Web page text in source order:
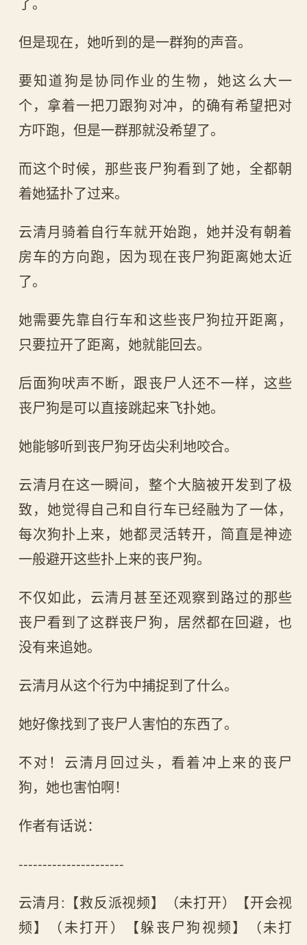
但是现在，她听到的是一群狗的声音。
要知道狗是协同作业的生物，她这么大一
个，拿着一把刀跟狗对冲，的确有希望把对
方吓跑，但是一群那就没希望了。
而这个时候，那些丧尸狗看到了她，全都朝
着她猛扑了过来。
云清月骑着自行车就开始跑，她并没有朝着
房车的方向跑，因为现在丧尸狗距离她太近
了。
她需要先靠自行车和这些丧尸狗拉开距离，
只要拉开了距离，她就能回去。
后面狗吠声不断，跟丧尸人还不一样，这些
丧尸狗是可以直接跳起来飞扑她。
她能够听到丧尸狗牙齿尖利地咬合。
云清月在这一瞬间，整个大脑被开发到了极
致，她觉得自己和自行车已经融为了一体，
每次狗扑上来，她都灵活转开，简直是神迹
一般避开这些扑上来的丧尸狗。
不仅如此，云清月甚至还观察到路过的那些
丧尸看到了这群丧尸狗，居然都在回避，也
没有来追她。
云清月从这个行为中捕捉到了什么。
她好像找到了丧尸人害怕的东西了。
不对！云清月回过头，看着冲上来的丧尸
狗，她也害怕啊！
作者有话说：
----------------------
云清月:【救反派视频】（未打开）【开会视
频】（未打开）【躲丧尸狗视频】（未打